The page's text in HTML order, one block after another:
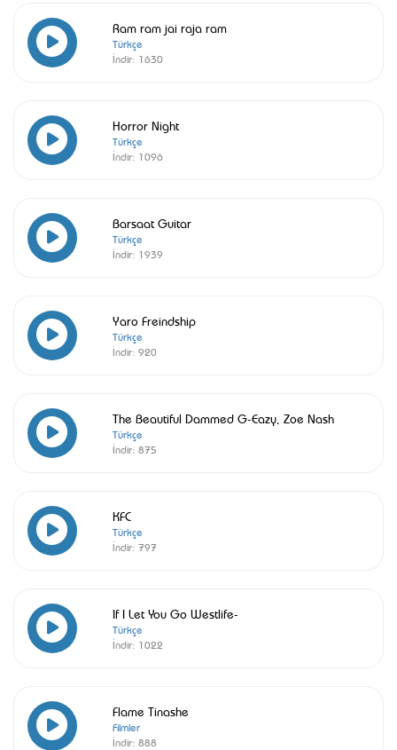
Ram ram jai raja ram
Türkçe
İndir: 1630
Horror Night
Türkçe
İndir: 1096
Barsaat Guitar
Türkçe
İndir: 1939
Yaro Freindship
Türkçe
İndir: 920
The Beautiful Dammed G-Eazy, Zoe Nash
Türkçe
İndir: 875
KFC
Türkçe
İndir: 797
If I Let You Go Westlife-
Türkçe
İndir: 1022
Flame Tinashe
Filmler
İndir: 888